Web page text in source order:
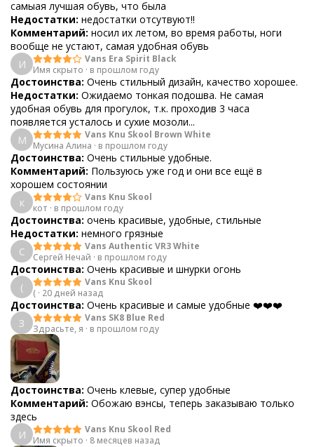
самыая лучшая обувь, что была
Недостатки: недостатки отсутвуют!!
Комментарий: носил их летом, во время работы, ноги
вообще не устают, самая удобная обувь
И
Vans Era Spirit Black
Имя скрыто · в прошлом году
Достоинства: Очень стильный дизайн, качество хорошее.
Недостатки: Ожидаемо тонкая подошва. Не самая
удобная обувь для прогулок, т.к. проходив 3 часа
появляется усталось и сухие мозоли...
М
Vans Knu Skool Brown White
Мусина Алина · в прошлом году
Достоинства: Очень стильные удобные.
Комментарий: Пользуюсь уже год и они все ещё в
хорошем состоянии
к
Vans Knu Skool
кот · в прошлом году
Достоинства: очень красивые, удобные, стильные
Недостатки: немного грязные
С
Vans Authentic VR3 White
Сергей Нечай · в прошлом году
Достоинства: Очень красивые и шнурки огонь
(
Vans Knu Skool
( · 20 дней назад
Достоинства: Очень красивые и самые удобные ❤️❤️❤️
З
Vans SK8 Blue Red
Здрасьте, я · в прошлом году
Достоинства: Очень клевые, супер удобные
Комментарий: Обожаю вэнсы, теперь заказываю только
здесь
И
Vans Knu Skool Red
Имя скрыто · 8 месяцев назад